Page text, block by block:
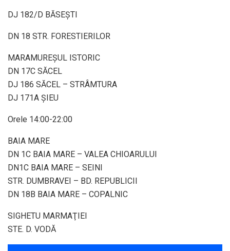
DJ 182/D BĂSEŞTI
DN 18 STR. FORESTIERILOR
MARAMUREŞUL ISTORIC
DN 17C SĂCEL
DJ 186 SĂCEL – STRÂMTURA
DJ 171A ŞIEU
Orele 14:00-22:00
BAIA MARE
DN 1C BAIA MARE – VALEA CHIOARULUI
DN1C BAIA MARE – SEINI
STR. DUMBRAVEI – BD. REPUBLICII
DN 18B BAIA MARE – COPALNIC
SIGHETU MARMAŢIEI
STE. D. VODĂ